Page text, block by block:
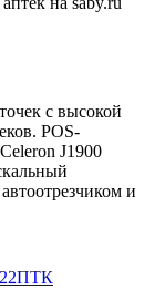
с высокой
POS-
J1900
и
22ПТК